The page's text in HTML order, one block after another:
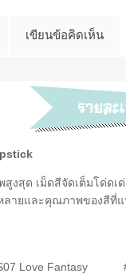
เขียนข้อคิดเห็น
งสุด เม็ดสีจัดเต็มโด่ด
ลายและคุณภาพของสีที่
Love Fantasy